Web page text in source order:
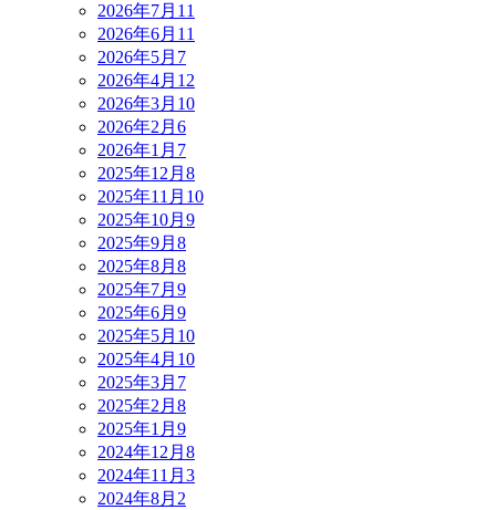
2026年7月 11
2026年6月 11
2026年5月 7
2026年4月 12
2026年3月 10
2026年2月 6
2026年1月 7
2025年12月 8
2025年11月 10
2025年10月 9
2025年9月 8
2025年8月 8
2025年7月 9
2025年6月 9
2025年5月 10
2025年4月 10
2025年3月 7
2025年2月 8
2025年1月 9
2024年12月 8
2024年11月 3
2024年8月 2